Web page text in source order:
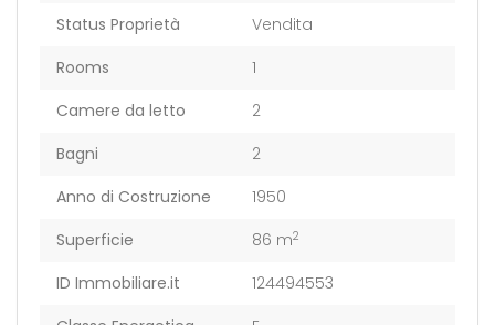
Status Proprietà
Vendita
Rooms
1
Camere da letto
2
Bagni
2
Anno di Costruzione
1950
Superficie
86 m2
ID Immobiliare.it
124494553